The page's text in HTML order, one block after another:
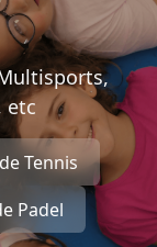
etc
Tennis
Padel